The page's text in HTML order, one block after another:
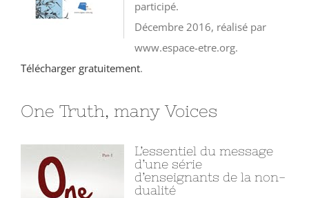
participé.
Décembre 2016, réalisé par
www.espace-etre.org.
Télécharger gratuitement.
One Truth, many Voices
L’essentiel du message
d’une série
d’enseignants de la non-
dualité